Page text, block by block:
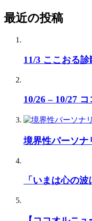
最近の投稿
11/3 ここおる
10/26 – 10/27
境界性パーソナ
「いまは心の